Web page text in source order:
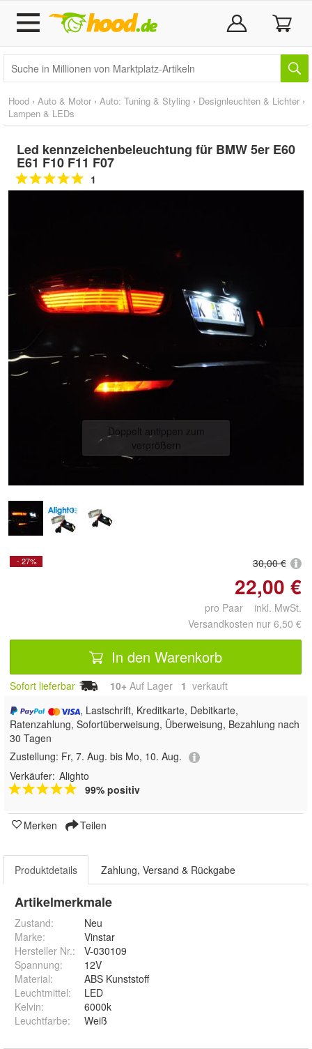
Hood › Auto & Motor › Auto: Tuning & Styling › Designleuchten & Lichter ›
Lampen & LEDs
Led kennzeichenbeleuchtung für BMW 5er E60
E61 F10 F11 F07
1
Doppelt antippen zum
vergrößern
- 27% 30,00 €
22,00 €
pro Paar inkl. MwSt.
Versandkosten nur 6,50 €
In den Warenkorb
Sofort lieferbar 10+ Auf Lager 1 verkauft
, Lastschrift, Kreditkarte, Debitkarte,
Ratenzahlung, Sofortüberweisung, Überweisung, Bezahlung nach
30 Tagen
Zustellung: Fr, 7. Aug. bis Mo, 10. Aug.
Verkäufer: Alighto
99% positiv
Merken Teilen
Produktdetails Zahlung, Versand & Rückgabe
Artikelmerkmale
Zustand:
Neu
Marke:
Vinstar
Hersteller Nr.:
V-030109
Spannung:
12V
Material:
ABS Kunststoff
Leuchtmittel:
LED
Kelvin:
6000k
Leuchtfarbe: Weiß